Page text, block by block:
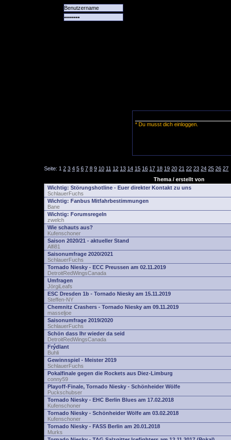
* Du musst dich einloggen.
Seite: 1 2 3 4 5 6 7 8 9 10 11 12 13 14 15 16 17 18 19 20 21 22 23 24 25 26 27
Thema / erstellt von
Wichtig: Störungshotline - Euer direkter Kontakt zu uns
SchlauerFuchs
Wichtig: Fanbus Mitfahrbestimmungen
Bane
Wichtig: Forumsregeln
zwelch
Wie schauts aus?
Kufenschoner
Saison 2020/21 - aktueller Stand
Alfi81
Saisonumfrage 2020/2021
SchlauerFuchs
Tornado Niesky - ECC Preussen am 02.11.2019
DetroitRedWingsCanada
Umfragen
JörgiLeafs
ESC Dresden 1b - Tornado Niesky am 15.11.2019
Steffen-NY
Chemnitz Crashers - Tornado Niesky am 09.11.2019
masseljoe
Saisonumfrage 2019/2020
SchlauerFuchs
Schön dass Ihr wieder da seid
DetroitRedWingsCanada
Frýdlant
Buhli
Gewinnspiel - Meister 2019
SchlauerFuchs
Pokalfinale gegen die Rockets aus Diez-Limburg
conny59
Playoff-Finale, Tornado Niesky - Schönheider Wölfe
Puckschubser
Tornado Niesky - EHC Berlin Blues am 17.02.2018
Kufenschoner
Tornado Niesky - Schönheider Wölfe am 03.02.2018
Kufenschoner
Tornado Niesky - FASS Berlin am 20.01.2018
Murks